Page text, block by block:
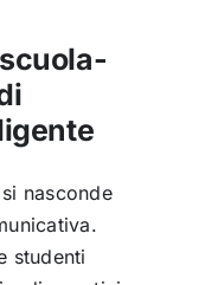
nasconde
studenti